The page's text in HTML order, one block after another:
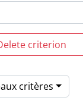
criterion
critères